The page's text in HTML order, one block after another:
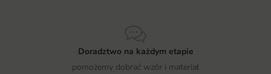
Doradztwo na każdym etapie
pomożemy dobrać wzór i materiał